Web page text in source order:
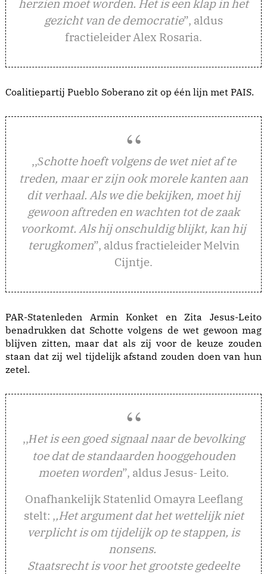
herzien moet worden. Het is een klap in het
gezicht van de democratie”, aldus
fractieleider Alex Rosaria.
Coalitiepartij Pueblo Soberano zit op één lijn met PAIS.
,,Schotte hoeft volgens de wet niet af te
treden, maar er zijn ook morele kanten aan
dit verhaal. Als we die bekijken, moet hij
gewoon aftreden en wachten tot de zaak
voorkomt. Als hij onschuldig blijkt, kan hij
terugkomen”, aldus fractieleider Melvin
Cijntje.
PAR-Statenleden Armin Konket en Zita Jesus-Leito
benadrukken dat Schotte volgens de wet gewoon mag
blijven zitten, maar dat als zij voor de keuze zouden
staan dat zij wel tijdelijk afstand zouden doen van hun
zetel.
,,Het is een goed signaal naar de bevolking
toe dat de standaarden hooggehouden
moeten worden”, aldus Jesus- Leito.
Onafhankelijk Statenlid Omayra Leeflang
stelt: ,,Het argument dat het wettelijk niet
verplicht is om tijdelijk op te stappen, is
nonsens.
Staatsrecht is voor het grootste gedeelte